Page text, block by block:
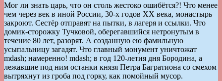
Мог ли знать царь, что он столь жестоко ошибётся?! Что менее
чем через век в иной России, 30-х годов XX века, монастырь
закроют. Сестёр отправят на пытки, в лагеря и ссылки. Что
домик-сторожку Тучковой, оберегавшийся нетронутым в
течение 80 лет, разорят. А созданную ею фамильную
усыпальницу загадят. Что главный монумент уничтожат
mdash; намеренно! mdash; в год 120-летия дня Бородина, а
лежавшие под ним останки князя Петра Багратиона со смехом
вытряхнут из гроба под горку, как помойный мусор.